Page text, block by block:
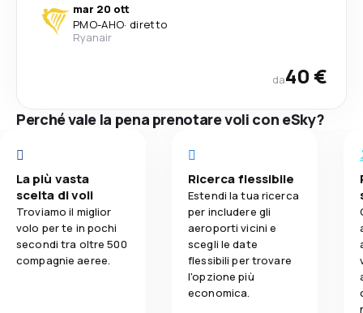
mar 20 ott
PMO-AHO· diretto
Ryanair
da40 €
Perché vale la pena prenotare voli con eSky?
La più vasta
scelta di voli
Troviamo il miglior
volo per te in pochi
secondi tra oltre 500
compagnie aeree.
Ricerca flessibile
Estendi la tua ricerca
per includere gli
aeroporti vicini e
scegli le date
flessibili per trovare
l'opzione più
economica.